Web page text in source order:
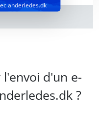
anderledes.dk
d'un e-
?